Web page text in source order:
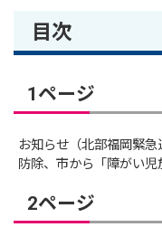
目次
1ページ
お知らせ（北部福岡緊
防除、市から「障がい児
2ページ